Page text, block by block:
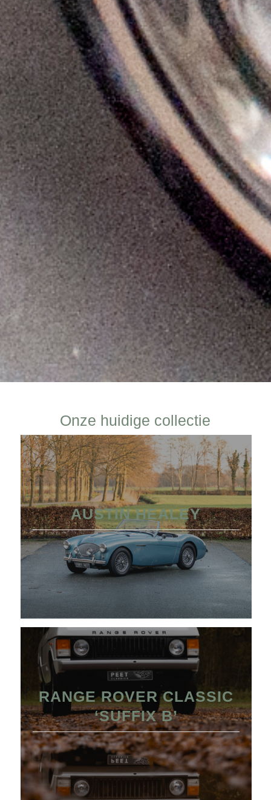
Onze huidige collectie
AUSTIN HEALEY
RANGE ROVER CLASSIC
‘SUFFIX B’